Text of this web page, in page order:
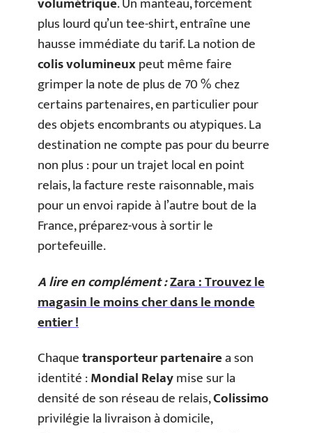
plus lourd qu’un tee-shirt, entraîne une
hausse immédiate du tarif. La notion de
colis volumineuxpeut même faire
grimper la note de plus de 70 % chez
certains partenaires, en particulier pour
des objets encombrants ou atypiques. La
destination ne compte pas pour du beurre
non plus : pour un trajet local en point
relais, la facture reste raisonnable, mais
pour un envoi rapide à l’autre bout de la
France, préparez-vous à sortir le
portefeuille.
A lire en complément :Zara : Trouvez le
magasin le moins cher dans le monde
entier !
Chaquetransporteur partenairea son
identité :Mondial Relaymise sur la
densité de son réseau de relais,Colissimo
privilégie la livraison à domicile,